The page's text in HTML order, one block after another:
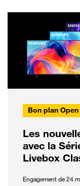
Bon plan Open
Les
avec la
Livebox
Engagement de 24